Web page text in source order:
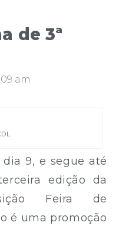
de 3ª
am
9, e segue até
edição da
Feira de
é uma promoção